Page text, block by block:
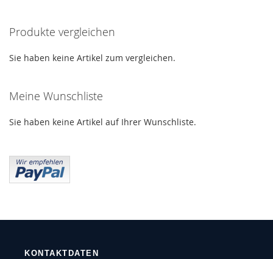
Produkte vergleichen
Sie haben keine Artikel zum vergleichen.
Meine Wunschliste
Sie haben keine Artikel auf Ihrer Wunschliste.
KONTAKTDATEN